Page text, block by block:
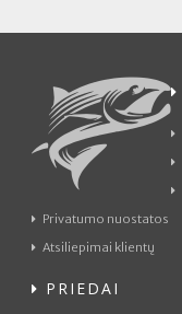
Privatumo nuostatos
Atsiliepimai klientų
PRIEDAI